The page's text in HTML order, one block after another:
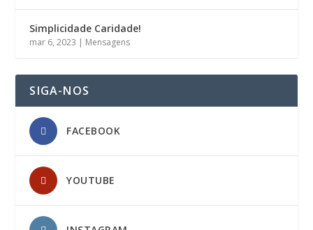
Simplicidade Caridade!
mar 6, 2023 | Mensagens
SIGA-NOS
FACEBOOK
YOUTUBE